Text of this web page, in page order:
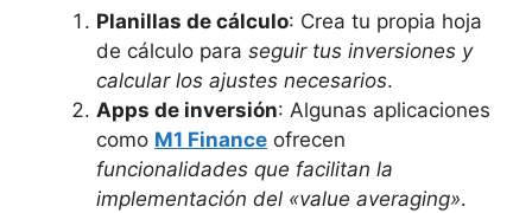
Planillas de cálculo: Crea tu propia hoja
de cálculo para‌ seguir ⁣tus ‌inversiones y⁢
calcular los ajustes⁤ necesarios.
Apps de inversión: ‌Algunas‌ aplicaciones
como M1 Finance ofrecen
funcionalidades⁣ que ⁤facilitan ‍la
implementación del «value⁢ averaging».